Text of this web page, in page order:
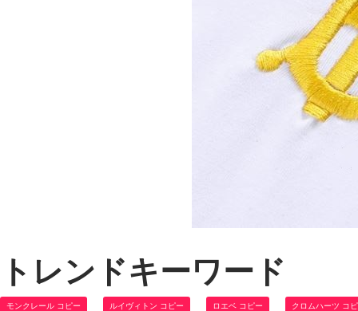
トレンドキーワード
モンクレール コピー ルイヴィトン コピー ロエベ コピー クロムハーツ コ